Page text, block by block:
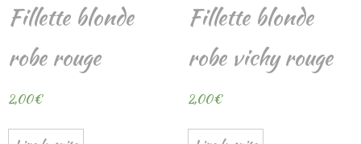
Fillette blonde
robe rouge
2,00€
Fillette blonde
robe vichy rouge
2,00€